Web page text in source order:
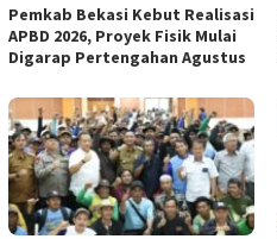
Pemkab Bekasi Kebut Realisasi
APBD 2026, Proyek Fisik Mulai
Digarap Pertengahan Agustus